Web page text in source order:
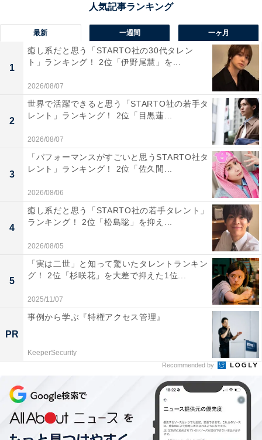
同率1位：DAIGO×北川景子
同率1位、1組目はミュージシャンでタレントのDAIGOさ
んと、俳優の北川景子さん夫婦です。2016年1月に結婚
を発表、2020年には第1子となる長女が誕生しました。
2人そろっての結婚会見では、『24時間テレビ』（日本
テレビ系）のチャリティーマラソンランナーを務めた
DAIGOさんが、100キロ完走後にプロポーズしたことを
報告。指輪を渡して「KSK（結婚してください）」と伝
回答者からは「北川景子を射止めたからには、添い遂げ
てほしい」（30代女性）、「とても仲睦まじい夫婦なの
でそのままでいてほしいです」（30代女性）、「テレビ
でのろけたり、ずっとラブラブ感がすごいので、死ぬま
で一緒にいてほしいです」（40代女性）などのコメント
が寄せられました。
最新 一週間 一ヶ月
1
癒し系だと思う「STARTO社の30代タレン
ト」ランキング！ 2位「伊野尾慧」を...
2026/08/07
2
世界で活躍できると思う「STARTO社の若手タ
レント」ランキング！ 2位「目黒蓮...
2026/08/07
3
「パフォーマンスがすごいと思うSTARTO社タ
レント」ランキング！ 2位「佐久間...
2026/08/06
4
癒し系だと思う「STARTO社の若手タレント」
ランキング！ 2位「松島聡」を抑え...
2026/08/05
5
「実は二世」と知って驚いたタレントランキン
グ！ 2位「杉咲花」を大差で抑えた1位...
2025/11/07
PR
事例から学ぶ『特権アクセス管理』
KeeperSecurity
Recommended by